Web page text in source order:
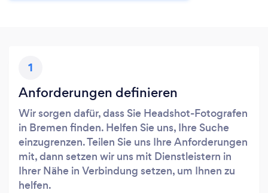
1
Anforderungen definieren
Wir sorgen dafür, dass Sie Headshot-Fotografen
in Bremen finden. Helfen Sie uns, Ihre Suche
einzugrenzen. Teilen Sie uns Ihre Anforderungen
mit, dann setzen wir uns mit Dienstleistern in
Ihrer Nähe in Verbindung setzen, um Ihnen zu
helfen.